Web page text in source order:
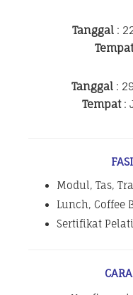
Tanggal:
Tempat
Tanggal :
Tempat:
Modul, Tas,
Lunch, Coffee
Sertifikat